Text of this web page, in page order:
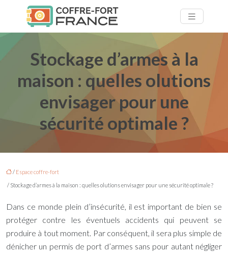
Stockage d’armes à la
maison : quelles olutions
envisager pour une
sécurité optimale ?
/ Espace coffre-fort
/ Stockage d’armes à la maison : quelles olutions envisager pour une sécurité optimale ?
Dans ce monde plein d’insécurité, il est important de bien se
protéger contre les éventuels accidents qui peuvent se
produire à tout moment. Par conséquent, il sera plus simple de
dénicher un permis de port d’armes sans pour autant négliger